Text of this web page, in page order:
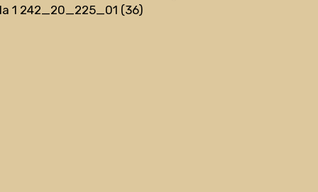
1 242_20_225_01 (36)